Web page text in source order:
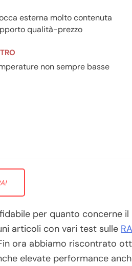
esterna molto contenuta
qualità-prezzo
non sempre basse
per quanto concerne il
articoli con vari test sulle
ora abbiamo riscontrato
elevate performance